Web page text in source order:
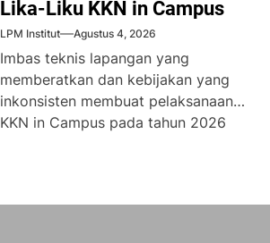
Lika-Liku KKN in Campus
LPM Institut Agustus 4, 2026
Imbas teknis lapangan yang
memberatkan dan kebijakan yang
inkonsisten membuat pelaksanaan
KKN in Campus pada tahun 2026